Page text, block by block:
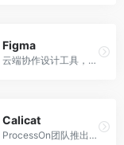
Figma
云端协作设计工具，整合AI设计辅助功能。面向UI/UX设计师和产品团队，提供界面设计、原型制作、团队协作等服务，协作功能强大，是UI设计领域的标杆产品。
Calicat
ProcessOn团队推出的产设研协作平台，整合设计与协作功能。面向产品团队，提供设计协作、文档管理、团队沟通等服务，产研协作便捷。